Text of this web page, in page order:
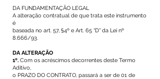
DA FUNDAMENTAÇÃO LEGAL
A alteração contratual de que trata este instrumento
é
baseada no art. 57, §4º e Art. 65 “D” da Lei nº
8.666/93.
DA ALTERAÇÃO
1º. Com os acréscimos decorrentes deste Termo
Aditivo,
o PRAZO DO CONTRATO, passará a ser de 01 de